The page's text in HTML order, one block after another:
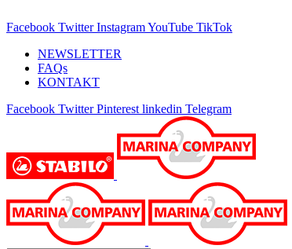
Facebook Twitter InstagramYouTube TikTok
NEWSLETTER
FAQs
KONTAKT
Facebook Twitter Pinterest linkedin Telegram